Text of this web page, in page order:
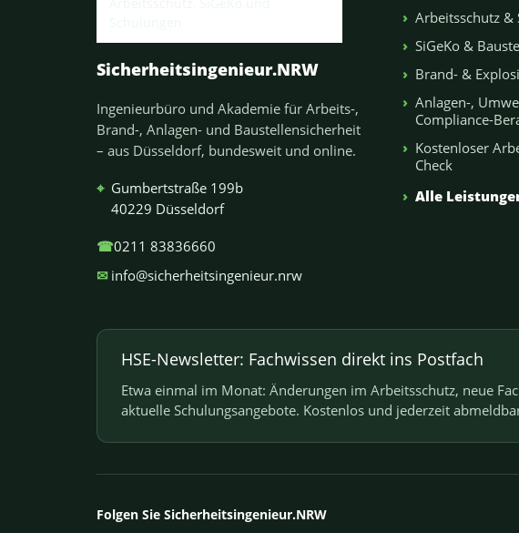
Sicherheitsingenieur.NRW
Ingenieurbüro und Akademie für Arbeits-,
Brand-, Anlagen- und Baustellensicherheit
– aus Düsseldorf, bundesweit und online.
⌖ Gumbertstraße 199b
40229 Düsseldorf
☎0211 83836660
✉ info@sicherheitsingenieur.nrw
Arbeitsschutz &
SiGeKo &
Brand- &
Anlagen-,
Compliance-
Kostenloser
Check
Alle
HSE-Newsletter: Fachwissen direkt ins Postfach
Etwa einmal im Monat: Änderungen im Arbeitsschutz, neue
aktuelle Schulungsangebote. Kostenlos und jederzeit
Folgen Sie Sicherheitsingenieur.NRW